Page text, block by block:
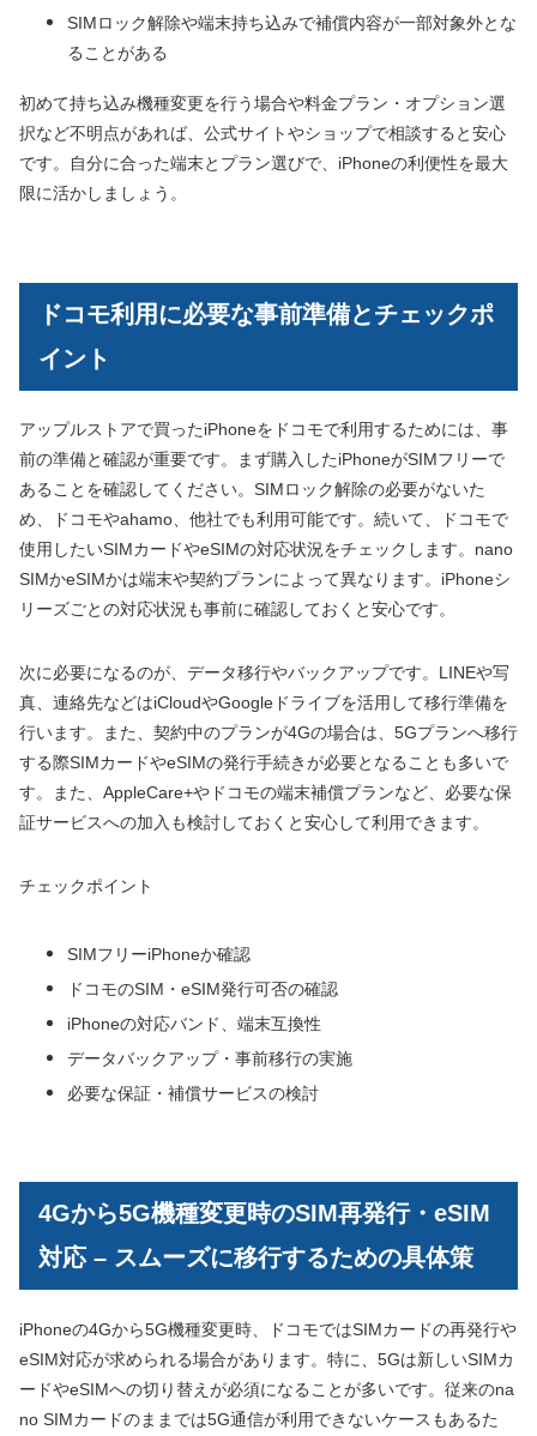
SIMロック解除や端末持ち込みで補償内容が一部対象外とな
ることがある
初めて持ち込み機種変更を行う場合や料金プラン・オプション選
択など不明点があれば、公式サイトやショップで相談すると安心
です。自分に合った端末とプラン選びで、iPhoneの利便性を最大
限に活かしましょう。
ドコモ利用に必要な事前準備とチェックポ
イント
アップルストアで買ったiPhoneをドコモで利用するためには、事
前の準備と確認が重要です。まず購入したiPhoneがSIMフリーで
あることを確認してください。SIMロック解除の必要がないた
め、ドコモやahamo、他社でも利用可能です。続いて、ドコモで
使用したいSIMカードやeSIMの対応状況をチェックします。nano
SIMかeSIMかは端末や契約プランによって異なります。iPhoneシ
リーズごとの対応状況も事前に確認しておくと安心です。
次に必要になるのが、データ移行やバックアップです。LINEや写
真、連絡先などはiCloudやGoogleドライブを活用して移行準備を
行います。また、契約中のプランが4Gの場合は、5Gプランへ移行
する際SIMカードやeSIMの発行手続きが必要となることも多いで
す。また、AppleCare+やドコモの端末補償プランなど、必要な保
証サービスへの加入も検討しておくと安心して利用できます。
チェックポイント
SIMフリーiPhoneか確認
ドコモのSIM・eSIM発行可否の確認
iPhoneの対応バンド、端末互換性
データバックアップ・事前移行の実施
必要な保証・補償サービスの検討
4Gから5G機種変更時のSIM再発行・eSIM
対応 – スムーズに移行するための具体策
iPhoneの4Gから5G機種変更時、ドコモではSIMカードの再発行や
eSIM対応が求められる場合があります。特に、5Gは新しいSIMカ
ードやeSIMへの切り替えが必須になることが多いです。従来のna
no SIMカードのままでは5G通信が利用できないケースもあるた